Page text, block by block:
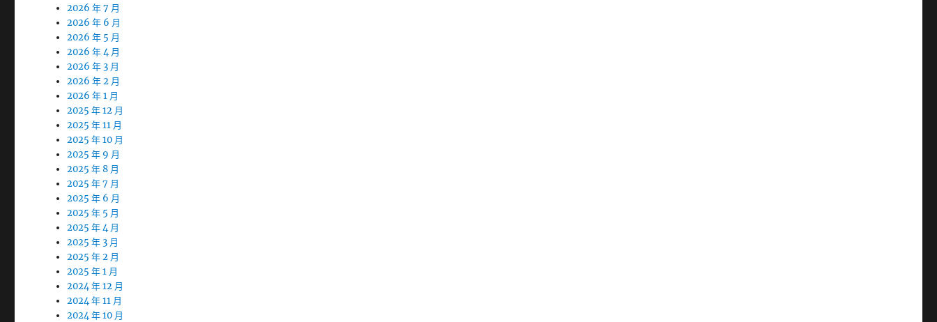
2026 年 7 月
2026 年 6 月
2026 年 5 月
2026 年 4 月
2026 年 3 月
2026 年 2 月
2026 年 1 月
2025 年 12 月
2025 年 11 月
2025 年 10 月
2025 年 9 月
2025 年 8 月
2025 年 7 月
2025 年 6 月
2025 年 5 月
2025 年 4 月
2025 年 3 月
2025 年 2 月
2025 年 1 月
2024 年 12 月
2024 年 11 月
2024 年 10 月